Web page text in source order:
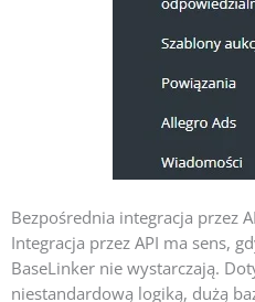
Bezpośrednia integracja przez
Integracja przez API ma sens,
BaseLinker nie wystarczają.
niestandardową logiką, dużą